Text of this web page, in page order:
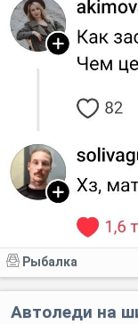
Рыбалка
Автоледи на